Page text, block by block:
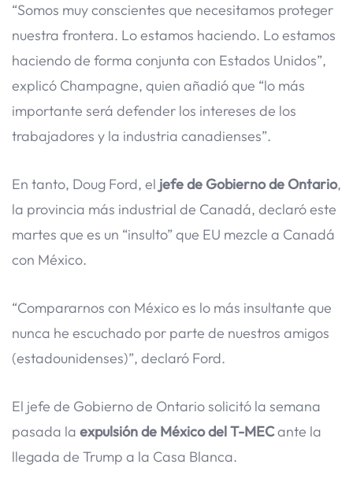
“Somos muy conscientes que necesitamos proteger
nuestra frontera. Lo estamos haciendo. Lo estamos
haciendo de forma conjunta con Estados Unidos”,
explicó Champagne, quien añadió que “lo más
importante será defender los intereses de los
trabajadores y la industria canadienses”.
En tanto, Doug Ford, el jefe de Gobierno de Ontario,
la provincia más industrial de Canadá, declaró este
martes que es un “insulto” que EU mezcle a Canadá
con México.
“Compararnos con México es lo más insultante que
nunca he escuchado por parte de nuestros amigos
(estadounidenses)”, declaró Ford.
El jefe de Gobierno de Ontario solicitó la semana
pasada la expulsión de México del T-MECante la
llegada de Trump a la Casa Blanca.